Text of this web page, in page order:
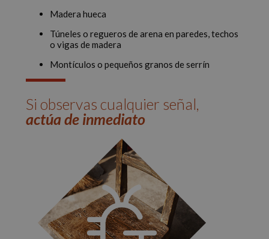
Madera hueca
Túneles o regueros de arena en paredes, techos
o vigas de madera
Montículos o pequeños granos de serrín
Si observas cualquier señal,
actúa de inmediato